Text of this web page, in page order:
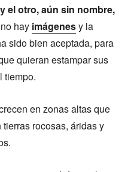
el otro, aún sin nombre,
hay imágenesy la
sido bien aceptada, para
quieran estampar sus
tiempo.
en zonas altas que
rocosas, áridas y